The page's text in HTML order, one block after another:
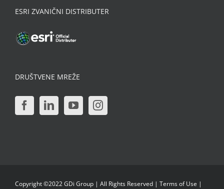
ESRI ZVANIČNI DISTRIBUTER
DRUŠTVENE MREŽE
Copyright ©2022 GDi Group | All Rights Reserved | Terms of Use |